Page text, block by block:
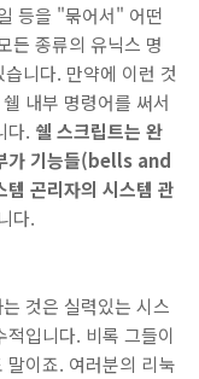
등을 "묶어서" 어떤
든 종류의 유닉스 명
니다. 만약에 이런 것
내부 명령어를 써서
다. 쉘 스크립트는 완
가 기능들(bells and
곤리자의 시스템 관
다.
것은 실력있는 시스
입니다. 비록 그들이
말이죠. 여러분의 리눅